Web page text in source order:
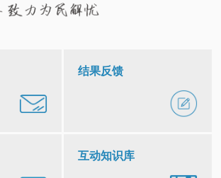
结果反馈
互动知识库